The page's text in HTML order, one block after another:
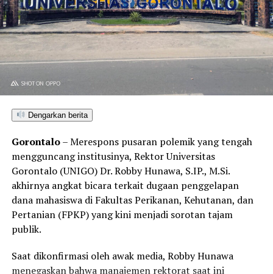
Dengarkan berita
Gorontalo– Merespons pusaran polemik yang tengah
mengguncang institusinya, Rektor Universitas
Gorontalo (UNIGO) Dr. Robby Hunawa, S.IP., M.Si.
akhirnya angkat bicara terkait dugaan penggelapan
dana mahasiswa di Fakultas Perikanan, Kehutanan, dan
Pertanian (FPKP) yang kini menjadi sorotan tajam
publik.
Saat dikonfirmasi oleh awak media, Robby Hunawa
menegaskan bahwa manajemen rektorat saat ini